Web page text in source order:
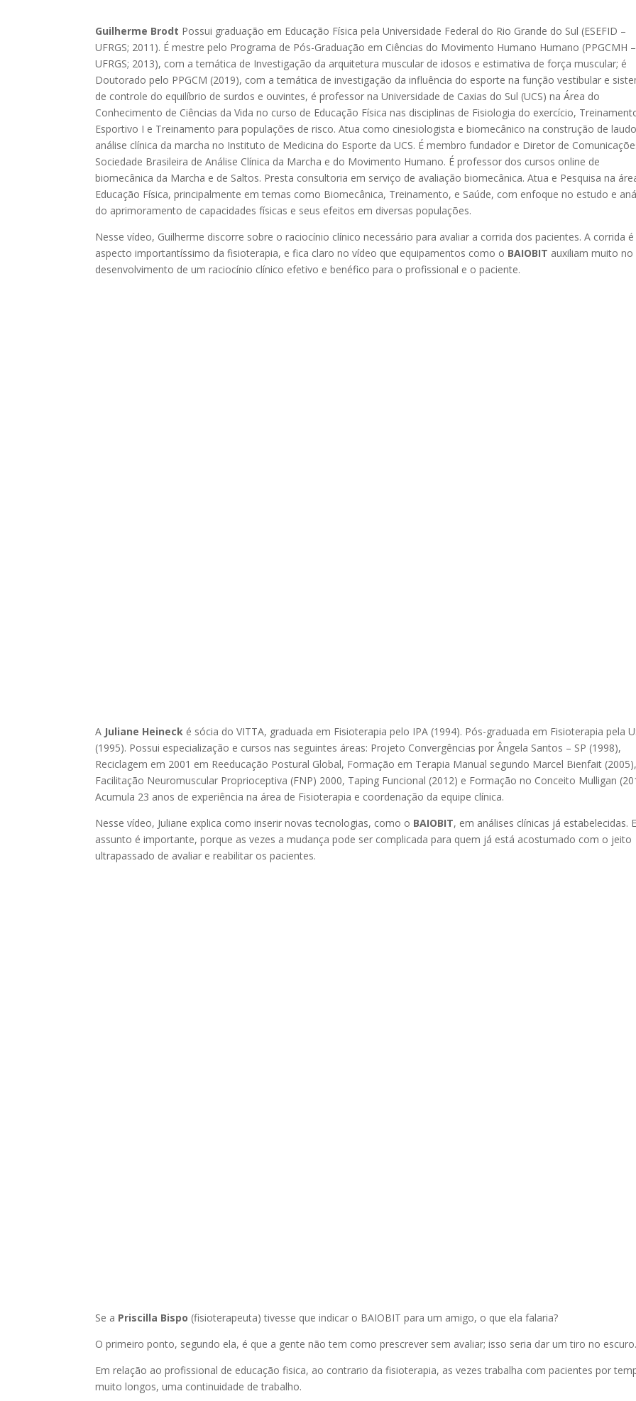
Guilherme Brodt Possui graduação em Educação Física pela Universidade Federal do Rio Grande do Sul (ESEFID –
UFRGS; 2011). É mestre pelo Programa de Pós-Graduação em Ciências do Movimento Humano Humano (PPGCMH –
UFRGS; 2013), com a temática de Investigação da arquitetura muscular de idosos e estimativa de força muscular; é
Doutorado pelo PPGCM (2019), com a temática de investigação da influência do esporte na função vestibular e
de controle do equilíbrio de surdos e ouvintes, é professor na Universidade de Caxias do Sul (UCS) na Área do
Conhecimento de Ciências da Vida no curso de Educação Física nas disciplinas de Fisiologia do exercício,
Esportivo I e Treinamento para populações de risco. Atua como cinesiologista e biomecânico na construção de
análise clínica da marcha no Instituto de Medicina do Esporte da UCS. É membro fundador e Diretor de
Sociedade Brasileira de Análise Clínica da Marcha e do Movimento Humano. É professor dos cursos online de
biomecânica da Marcha e de Saltos. Presta consultoria em serviço de avaliação biomecânica. Atua e Pesquisa na
Educação Física, principalmente em temas como Biomecânica, Treinamento, e Saúde, com enfoque no estudo e
do aprimoramento de capacidades físicas e seus efeitos em diversas populações.
Nesse vídeo, Guilherme discorre sobre o raciocínio clínico necessário para avaliar a corrida dos pacientes. A corrida
aspecto importantíssimo da fisioterapia, e fica claro no vídeo que equipamentos como o BAIOBIT auxiliam muito no
desenvolvimento de um raciocínio clínico efetivo e benéfico para o profissional e o paciente.
A Juliane Heineck é sócia do VITTA, graduada em Fisioterapia pelo IPA (1994). Pós-graduada em Fisioterapia pela
(1995). Possui especialização e cursos nas seguintes áreas: Projeto Convergências por Ângela Santos – SP (1998),
Reciclagem em 2001 em Reeducação Postural Global, Formação em Terapia Manual segundo Marcel Bienfait (2005),
Facilitação Neuromuscular Proprioceptiva (FNP) 2000, Taping Funcional (2012) e Formação no Conceito Mulligan
Acumula 23 anos de experiência na área de Fisioterapia e coordenação da equipe clínica.
Nesse vídeo, Juliane explica como inserir novas tecnologias, como o BAIOBIT, em análises clínicas já estabelecidas.
assunto é importante, porque as vezes a mudança pode ser complicada para quem já está acostumado com o jeito
ultrapassado de avaliar e reabilitar os pacientes.
Se a Priscilla Bispo (fisioterapeuta) tivesse que indicar o BAIOBIT para um amigo, o que ela falaria?
O primeiro ponto, segundo ela, é que a gente não tem como prescrever sem avaliar; isso seria dar um tiro no escuro.
Em relação ao profissional de educação fisica, ao contrario da fisioterapia, as vezes trabalha com pacientes por
muito longos, uma continuidade de trabalho.